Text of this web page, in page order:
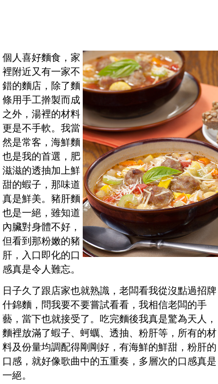
個人喜好麵食，家
裡附近又有一家不
錯的麵店，除了麵
條用手工擀製而成
之外，湯裡的材料
更是不手軟。我當
然是常客，海鮮麵
也是我的首選，肥
滋滋的透抽加上鮮
甜的蝦子，那味道
真是鮮美。豬肝麵
也是一絕，雖知道
內臟對身體不好，
但看到那粉嫩的豬
肝，入口即化的口
感真是令人難忘。
日子久了跟店家也就熟識，老闆看我從沒點過招牌
什錦麵，問我要不要嘗試看看，我相信老闆的手
藝，當下也就接受了。吃完麵後我真是驚為天人，
麵裡放滿了蝦子、蚵蠣、透抽、粉肝等，所有的材
料及份量均調配得剛剛好，有海鮮的鮮甜，粉肝的
口感，就好像歌曲中的五重奏，多層次的口感真是
一絕。